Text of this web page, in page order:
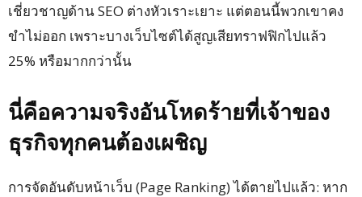
เชี่ยวชาญด้าน SEO ต่างหัวเราะเยาะ แต่ตอนนี้พวกเขาคง
ขำไม่ออก เพราะบางเว็บไซต์ได้สูญเสียทราฟฟิกไปแล้ว
25% หรือมากกว่านั้น
นี่คือความจริงอันโหดร้ายที่เจ้าของ
ธุรกิจทุกคนต้องเผชิญ
การจัดอันดับหน้าเว็บ (Page Ranking) ได้ตายไปแล้ว: หาก